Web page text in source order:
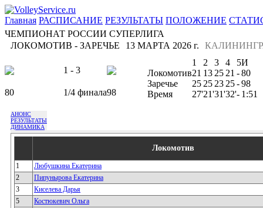
Главная РАСПИСАНИЕ РЕЗУЛЬТАТЫ ПОЛОЖЕНИЕ
ЧЕМПИОНАТ РОССИИ СУПЕРЛИГА
ЛОКОМОТИВ - ЗАРЕЧЬЕ
13 МАРТА 2026 г.
1 - 3
80 1/4 финала98
1 2 3 4 5И
Локомотив21 13 25 21 -80
Заречье
25 25 23 25-98
Время
27'21'31'32'- 1:51
АНОНС
РЕЗУЛЬТАТЫ
ДИНАМИКА
Локомотив
1
Любушкина Екатерина
2
Пипунырова Екатерина
3
Киселева Дарья
5
Костюкевич Ольга